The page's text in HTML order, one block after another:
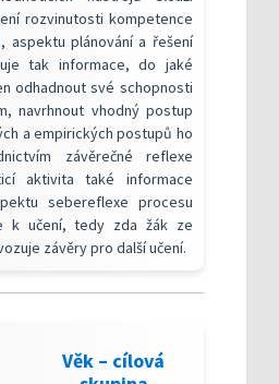
rozvinutosti kompetence
aspektu plánování a řešení
tak informace, do jaké
odhadnout své schopnosti
navrhnout vhodný postup
a empirických postupů ho
závěrečné reflexe
aktivita také informace
sebereflexe procesu
k učení, tedy zda žák ze
závěry pro další učení.
Věk – cílová